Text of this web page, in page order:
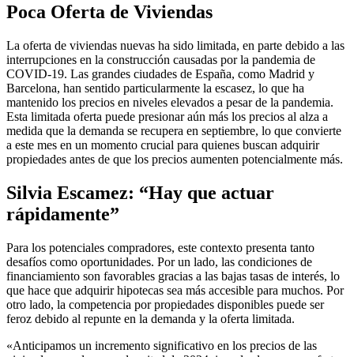
Poca Oferta de Viviendas
La oferta de viviendas nuevas ha sido limitada, en parte debido a las
interrupciones en la construcción causadas por la pandemia de
COVID-19. Las grandes ciudades de España, como Madrid y
Barcelona, han sentido particularmente la escasez, lo que ha
mantenido los precios en niveles elevados a pesar de la pandemia.
Esta limitada oferta puede presionar aún más los precios al alza a
medida que la demanda se recupera en septiembre, lo que convierte
a este mes en un momento crucial para quienes buscan adquirir
propiedades antes de que los precios aumenten potencialmente más.
Silvia Escamez: “Hay que actuar
rápidamente”
Para los potenciales compradores, este contexto presenta tanto
desafíos como oportunidades. Por un lado, las condiciones de
financiamiento son favorables gracias a las bajas tasas de interés, lo
que hace que adquirir hipotecas sea más accesible para muchos. Por
otro lado, la competencia por propiedades disponibles puede ser
feroz debido al repunte en la demanda y la oferta limitada.
«Anticipamos un incremento significativo en los precios de las